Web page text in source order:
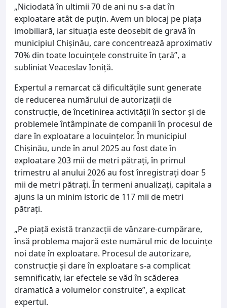
„Niciodată în ultimii 70 de ani nu s-a dat în
exploatare atât de puțin. Avem un blocaj pe piața
imobiliară, iar situația este deosebit de gravă în
municipiul Chișinău, care concentrează aproximativ
70% din toate locuințele construite în țară”, a
subliniat Veaceslav Ioniță.
Expertul a remarcat că dificultățile sunt generate
de reducerea numărului de autorizații de
construcție, de încetinirea activității în sector și de
problemele întâmpinate de companii în procesul de
dare în exploatare a locuințelor. În municipiul
Chișinău, unde în anul 2025 au fost date în
exploatare 203 mii de metri pătrați, în primul
trimestru al anului 2026 au fost înregistrați doar 5
mii de metri pătrați. În termeni anualizați, capitala a
ajuns la un minim istoric de 117 mii de metri
pătrați.
„Pe piață există tranzacții de vânzare-cumpărare,
însă problema majoră este numărul mic de locuințe
noi date în exploatare. Procesul de autorizare,
construcție și dare în exploatare s-a complicat
semnificativ, iar efectele se văd în scăderea
dramatică a volumelor construite”, a explicat
expertul.